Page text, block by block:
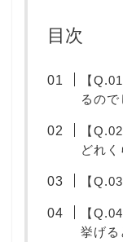
目次
【
るので
【
どれく
【
【
挙げる